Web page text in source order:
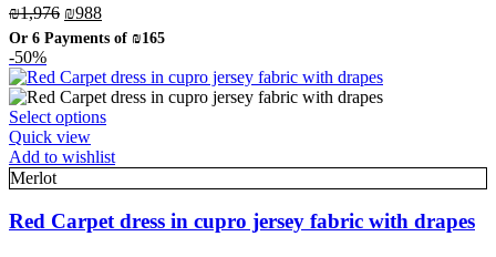
on
product
page
₪1,976 Original
price
was:
₪1,976.
₪988Current
price
₪988.
Or 6 Payments of ₪165
-50%
Select optionsThis
has
variants.
The
options
Quick view
Add to wishlist
Merlot
Red Carpet dress in cupro jersey fabric with drapes